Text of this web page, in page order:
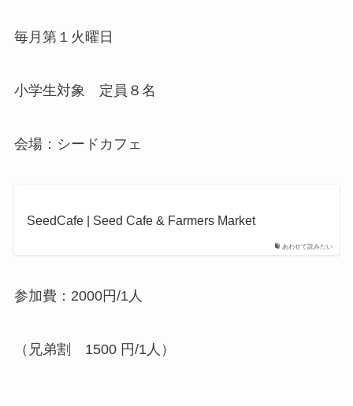
毎月第１火曜日
小学生対象 定員８名
会場：シードカフェ
あわせて読みたい
SeedCafe | Seed Cafe & Farmers Market
参加費：2000円/1人
（兄弟割 1500 円/1人）